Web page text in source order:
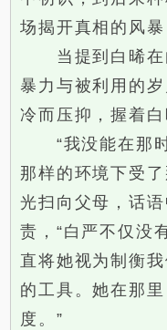
场揭开真相的风暴
当提到白晞在
暴力与被利用的
冷而压抑，握着
“我没能在那时
那样的环境下受
光扫向父母，话
责，“白严不仅没
直将她视为制衡
的工具。她在那
度。”